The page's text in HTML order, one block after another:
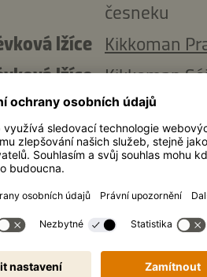
česneku
lžíce
Kikkoman
lžíce Kikkoman
lžíce kokosového
lžičky
rybí omáčky
lžíce
pražených
(arašídy nebo
lžíce smažené